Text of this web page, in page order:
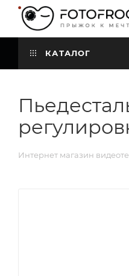
КАТАЛОГ
Интернет магазин